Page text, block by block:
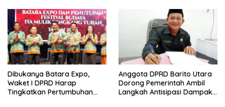
Dibukanya Batara Expo,
Waket I DPRD Harap
Tingkatkan Pertumbuhan
Anggota DPRD Barito Utara
Dorong Pemerintah Ambil
Langkah Antisipasi Dampak